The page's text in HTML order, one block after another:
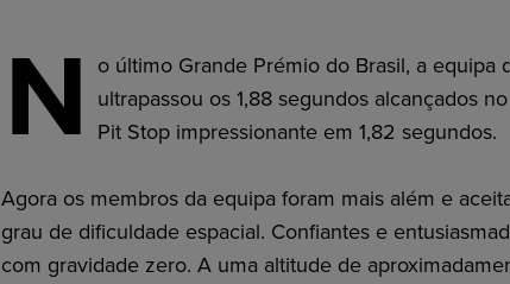
N
o último Grande Prémio do Brasil, a equipa
ultrapassou os 1,88 segundos alcançados
Pit Stop impressionante em 1,82 segundos.
Agora os membros da equipa foram mais além e
grau de dificuldade espacial. Confiantes e
com gravidade zero. A uma altitude de